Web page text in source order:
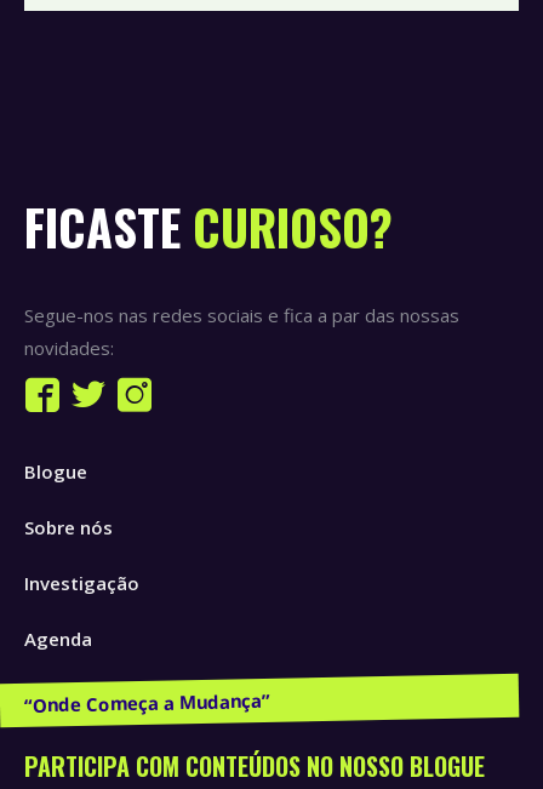
FICASTE CURIOSO?
Segue-nos nas redes sociais e fica a par das nossas
novidades:
Find us on:
Facebook
opens
new
Twitter
new
Instagram
Blogue
Sobre nós
Investigação
Agenda
Publicações e Recursos
PARTICIPA COM CONTEÚDOS NO NOSSO BLOGUE